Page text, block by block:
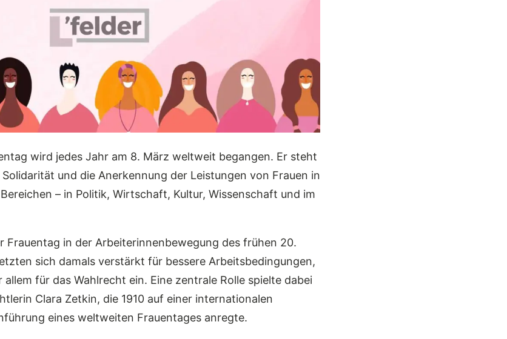
wird jedes Jahr am 8. März weltweit begangen. Er steht
und die Anerkennung der Leistungen von Frauen in
– in Politik, Wirtschaft, Kultur, Wissenschaft und im
Frauentag in der Arbeiterinnenbewegung des frühen 20.
sich damals verstärkt für bessere Arbeitsbedingungen,
für das Wahlrecht ein. Eine zentrale Rolle spielte dabei
Clara Zetkin, die 1910 auf einer internationalen
eines weltweiten Frauentages anregte.